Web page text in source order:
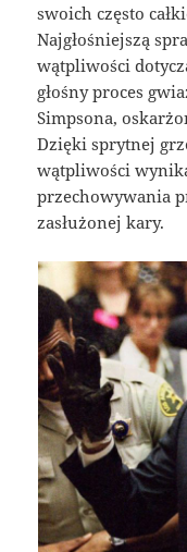
swoich często
Najgłośniejszą
wątpliwości
głośny proces
Simpsona,
Dzięki sprytnej
wątpliwości
przechowywania
zasłużonej kary.